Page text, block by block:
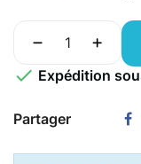
 Expédition
Partager